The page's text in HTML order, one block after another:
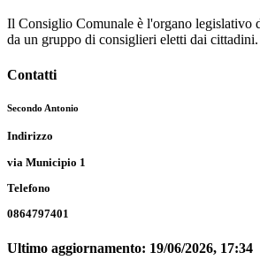
Il Consiglio Comunale è l'organo legislativo
da un gruppo di consiglieri eletti dai cittadini.
Contatti
Secondo Antonio
Indirizzo
via Municipio 1
Telefono
0864797401
Ultimo aggiornamento: 19/06/2026, 17:34